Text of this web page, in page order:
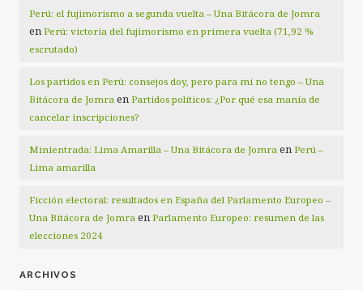
Perú: el fujimorismo a segunda vuelta – Una Bitácora de Jomra
en Perú: victoria del fujimorismo en primera vuelta (71,92 %
escrutado)
Los partidos en Perú: consejos doy, pero para mí no tengo – Una
Bitácora de Jomra en Partidos políticos: ¿Por qué esa manía de
cancelar inscripciones?
Minientrada: Lima Amarilla – Una Bitácora de Jomra en Perú –
Lima amarilla
Ficción electoral: resultados en España del Parlamento Europeo –
Una Bitácora de Jomra en Parlamento Europeo: resumen de las
elecciones 2024
ARCHIVOS